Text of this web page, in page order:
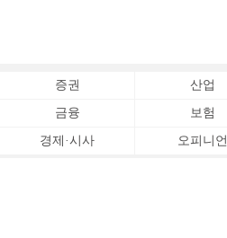
증권 산업
금융 보험
경제·시사 오피니언